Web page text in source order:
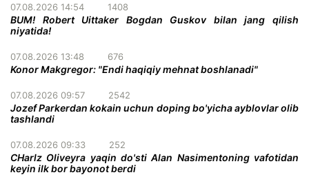
07.08.2026 14:54 1408
BUM! Robert Uittaker Bogdan Guskov bilan jang qilish
niyatida!
07.08.2026 13:48 676
Konor Makgregor: "Endi haqiqiy mehnat boshlanadi"
07.08.2026 09:57 2542
Jozef Parkerdan kokain uchun doping bo'yicha ayblovlar olib
tashlandi
07.08.2026 09:33 252
CHarlz Oliveyra yaqin do'sti Alan Nasimentoning vafotidan
keyin ilk bor bayonot berdi